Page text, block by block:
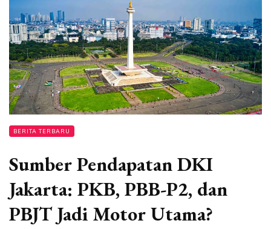
BERITA TERBARU
Sumber Pendapatan DKI
Jakarta: PKB, PBB-P2, dan
PBJT Jadi Motor Utama?